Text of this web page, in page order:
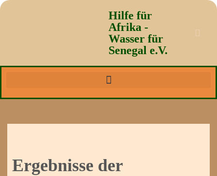
Hilfe für
Afrika -
Wasser für
Senegal e.V.
Ergebnisse der